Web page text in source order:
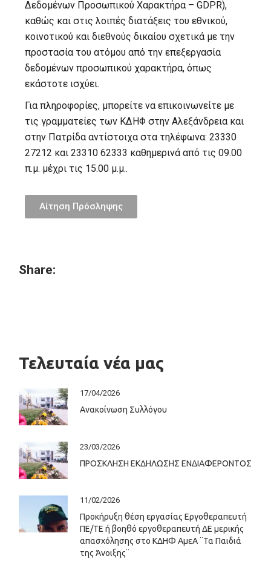
Δεδομένων Προσωπικού Χαρακτήρα – GDPR),
καθώς και στις λοιπές διατάξεις του εθνικού,
κοινοτικού και διεθνούς δικαίου σχετικά με την
προστασία του ατόμου από την επεξεργασία
δεδομένων προσωπικού χαρακτήρα, όπως
εκάστοτε ισχύει.
Για πληροφορίες, μπορείτε να επικοινωνείτε με
τις γραμματείες των ΚΔΗΦ στην Αλεξάνδρεια και
στην Πατρίδα αντίστοιχα στα τηλέφωνα: 23330
27212 και 23310 62333 καθημερινά από τις 09.00
π.μ. μέχρι τις 15.00 μ.μ..
Αίτηση Πρόσληψης
Share:
Τελευταία νέα μας
17/04/2026
Ανακοίνωση Συλλόγου
23/03/2026
ΠΡΟΣΚΛΗΣΗ ΕΚΔΗΛΩΣΗΣ ΕΝΔΙΑΦΕΡΟΝΤΟΣ
11/02/2026
Προκήρυξη θέση εργασίας Εργοθεραπευτή
ΠΕ/ΤΕ ή βοηθό εργοθεραπευτή ΔΕ μερικής
απασχόλησης στο ΚΔΗΦ ΑμεΑ ¨Τα Παιδιά
της Άνοιξης¨